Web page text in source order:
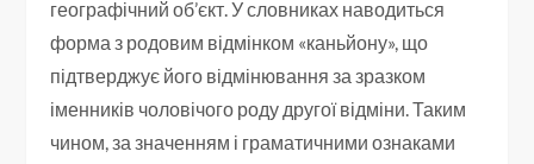
географічний об’єкт. У словниках наводиться
форма з родовим відмінком «каньйону», що
підтверджує його відмінювання за зразком
іменників чоловічого роду другої відміни. Таким
чином, за значенням і граматичними ознаками